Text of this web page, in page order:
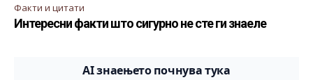
Факти и цитати
Интересни факти што сигурно не сте ги знаеле